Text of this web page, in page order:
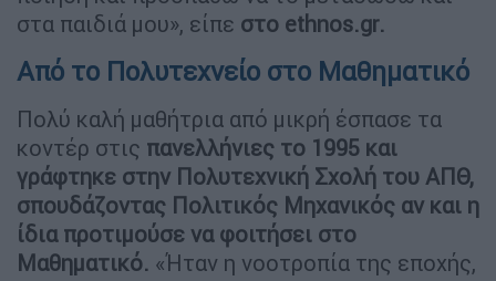
στα παιδιά μου», είπε στο ethnos.gr.
Από το Πολυτεχνείο στο Μαθηματικό
Πολύ καλή μαθήτρια από μικρή έσπασε τα
κοντέρ στις πανελλήνιες το 1995 και
γράφτηκε στην Πολυτεχνική Σχολή του ΑΠΘ,
σπουδάζοντας Πολιτικός Μηχανικός αν και η
ίδια προτιμούσε να φοιτήσει στο
Μαθηματικό. «Ήταν η νοοτροπία της εποχής,